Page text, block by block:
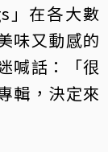
」在各大數
味又動感的
喊話：「很
輯，決定來